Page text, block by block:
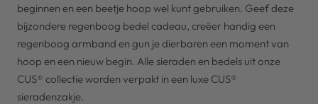
beginnen en een beetje hoop wel kunt gebruiken. Geef deze
bijzondere regenboog bedel cadeau, creëer handig een
regenboog armband en gun je dierbaren een moment van
hoop en een nieuw begin. Alle sieraden en bedels uit onze
CUS® collectie worden verpakt in een luxe CUS®
sieradenzakje.